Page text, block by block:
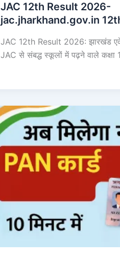
JAC 12th Result 2026-
jac.jharkhand.gov.in
JAC 12th Result 2026: झारखंड
JAC से संबद्ध स्कूलों में पढ़ने वाले कक्षा